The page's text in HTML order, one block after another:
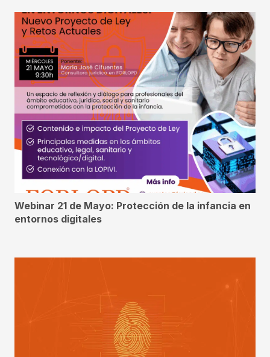
Webinar 21 de Mayo: Protección de la infancia en
entornos digitales